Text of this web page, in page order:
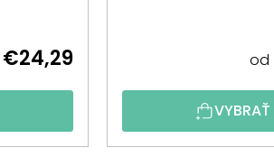
€24,29 od
VYBRAŤ